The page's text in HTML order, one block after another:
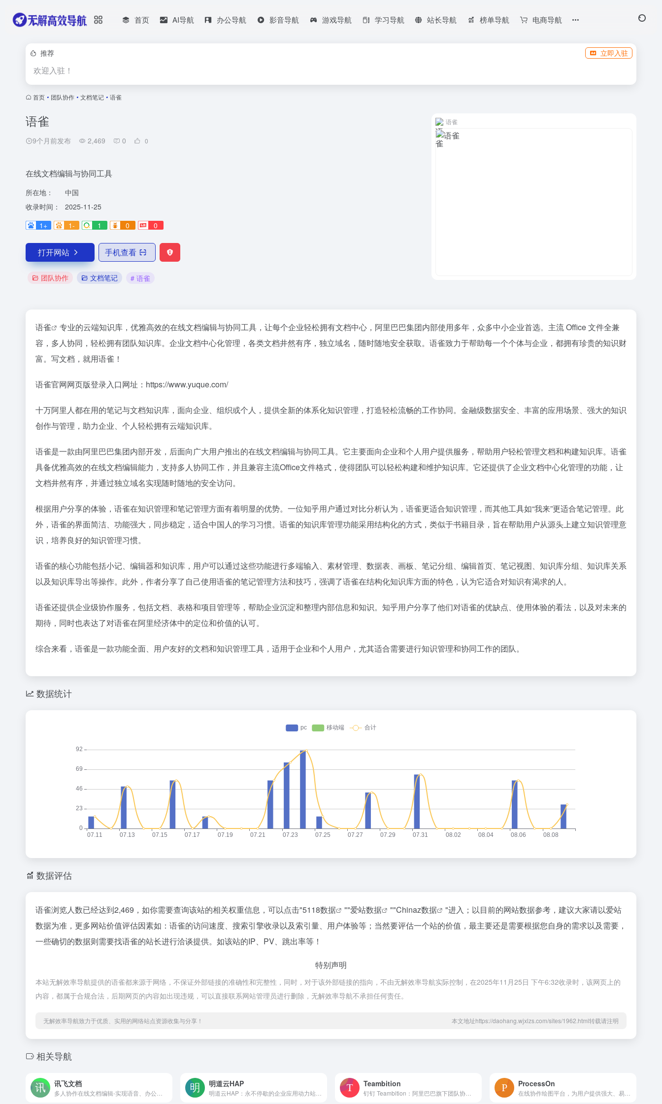
首页 AI导航 办公导航 影音导航 游戏导航 学习导航 站长导航 榜单导航 电商导航
推荐 立即入驻
欢迎入驻！
首页 • 团队协作 • 文档笔记 • 语雀
语雀
9个月前发布 2,469 0 0
在线文档编辑与协同工具
所在地：
中国
收录时间：
2025-11-25
1+
1- 1 0 0
打开网站 手机查看
团队协作 文档笔记 # 语雀
语雀
语雀
专业的云端知识库，优雅高效的在线文档编辑与协同工具，让每个企业轻松拥有文档中心，阿里巴巴集团内部使用多年，众多中小企业首选。主流 Office 文件全兼
容，多人协同，轻松拥有团队知识库。企业文档中心化管理，各类文档井然有序，独立域名，随时随地安全获取。语雀致力于帮助每一个个体与企业，都拥有珍贵的知识财
富。写文档，就用语雀！
语雀官网网页版登录入口网址：https://www.yuque.com/
十万阿里人都在用的笔记与文档知识库，面向企业、组织或个人，提供全新的体系化知识管理，打造轻松流畅的工作协同。金融级数据安全、丰富的应用场景、强大的知识
创作与管理，助力企业、个人轻松拥有云端知识库。
语雀是一款由阿里巴巴集团内部开发，后面向广大用户推出的在线文档编辑与协同工具。它主要面向企业和个人用户提供服务，帮助用户轻松管理文档和构建知识库。语雀
具备优雅高效的在线文档编辑能力，支持多人协同工作，并且兼容主流Office文件格式，使得团队可以轻松构建和维护知识库。它还提供了企业文档中心化管理的功能，让
文档井然有序，并通过独立域名实现随时随地的安全访问。
根据用户分享的体验，语雀在知识管理和笔记管理方面有着明显的优势。一位知乎用户通过对比分析认为，语雀更适合知识管理，而其他工具如“我来”更适合笔记管理。此
外，语雀的界面简洁、功能强大，同步稳定，适合中国人的学习习惯。语雀的知识库管理功能采用结构化的方式，类似于书籍目录，旨在帮助用户从源头上建立知识管理意
识，培养良好的知识管理习惯。
语雀的核心功能包括小记、编辑器和知识库，用户可以通过这些功能进行多端输入、素材管理、数据表、画板、笔记分组、编辑首页、笔记视图、知识库分组、知识库关系
以及知识库导出等操作。此外，作者分享了自己使用语雀的笔记管理方法和技巧，强调了语雀在结构化知识库方面的特色，认为它适合对知识有渴求的人。
语雀还提供企业级协作服务，包括文档、表格和项目管理等，帮助企业沉淀和整理内部信息和知识。知乎用户分享了他们对语雀的优缺点、使用体验的看法，以及对未来的
期待，同时也表达了对语雀在阿里经济体中的定位和价值的认可。
综合来看，语雀是一款功能全面、用户友好的文档和知识管理工具，适用于企业和个人用户，尤其适合需要进行知识管理和协同工作的团队。
数据统计
数据评估
语雀浏览人数已经达到2,469，如你需要查询该站的相关权重信息，可以点击"5118数据 ""爱站数据 ""Chinaz数据
"进入；以目前的网站数据参考，建议大家请以爱站
数据为准，更多网站价值评估因素如：语雀的访问速度、搜索引擎收录以及索引量、用户体验等；当然要评估一个站的价值，最主要还是需要根据您自身的需求以及需要，
一些确切的数据则需要找语雀的站长进行洽谈提供。如该站的IP、PV、跳出率等！
特别声明
本站无解效率导航提供的语雀都来源于网络，不保证外部链接的准确性和完整性，同时，对于该外部链接的指向，不由无解效率导航实际控制，在2025年11月25日 下午6:32收录时，该网页上的
内容，都属于合规合法，后期网页的内容如出现违规，可以直接联系网站管理员进行删除，无解效率导航不承担任何责任。
无解效率导航致力于优质、实用的网络站点资源收集与分享！ 本文地址https://daohang.wjxlzs.com/sites/1962.html转载请注明
相关导航
讯飞文档 明道云HAP Teambition ProcessOn